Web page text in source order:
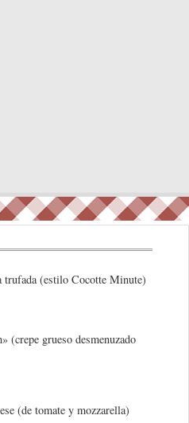
trufada (estilo Cocotte Minute)
(crepe grueso desmenuzado
(de tomate y mozzarella)